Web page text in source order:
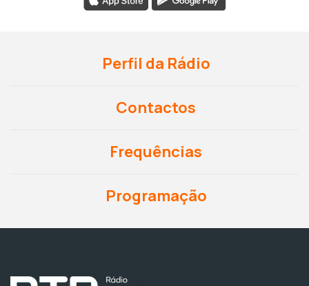
Perfil da Rádio
Contactos
Frequências
Programação